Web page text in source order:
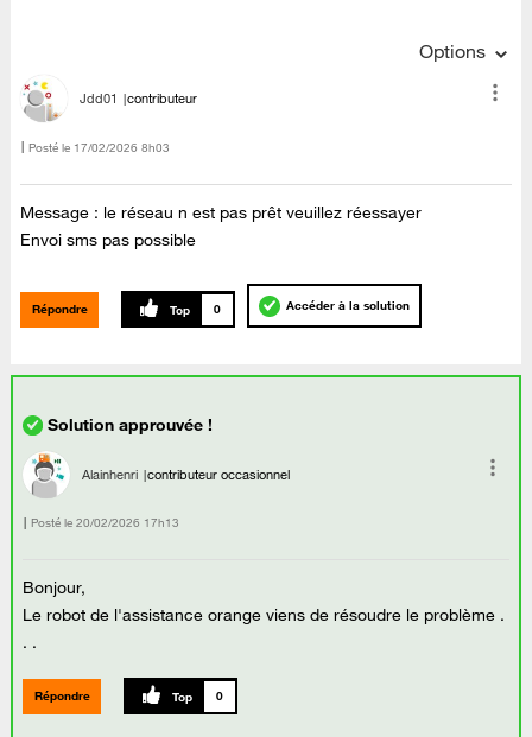
Options
Jdd01 contributeur
Posté le ‎17/02/2026 8h03
Message : le réseau n est pas prêt veuillez réessayer
Envoi sms pas possible
Répondre 0 Accéder à la solution
Alainhenri contributeur occasionnel
Posté le ‎20/02/2026 17h13
Bonjour,
Le robot de l'assistance orange viens de résoudre le problème .
. .
Répondre 0